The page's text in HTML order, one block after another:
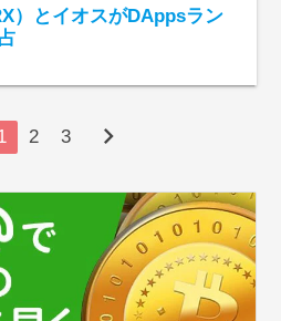
）とイオスがDAppsラン
2 3 chevron_right